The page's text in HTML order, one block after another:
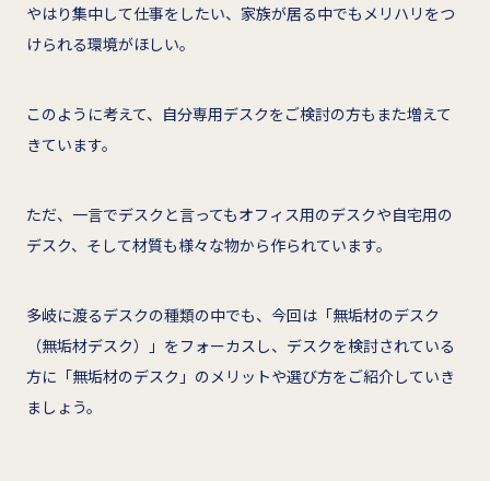
やはり集中して仕事をしたい、家族が居る中でもメリハリをつ
けられる環境がほしい。
このように考えて、自分専用デスクをご検討の方もまた増えて
きています。
ただ、一言でデスクと言ってもオフィス用のデスクや自宅用の
デスク、そして材質も様々な物から作られています。
多岐に渡るデスクの種類の中でも、今回は「無垢材のデスク
（無垢材デスク）」をフォーカスし、デスクを検討されている
方に「無垢材のデスク」のメリットや選び方をご紹介していき
ましょう。